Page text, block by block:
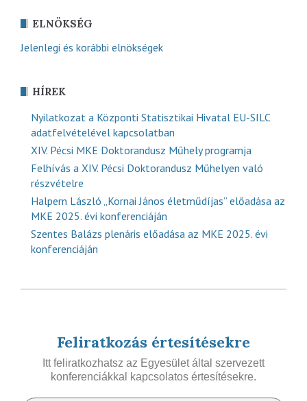
ELNÖKSÉG
Jelenlegi és korábbi elnökségek
HÍREK
Nyilatkozat a Központi Statisztikai Hivatal EU-SILC
adatfelvételével kapcsolatban
XIV. Pécsi MKE Doktorandusz Műhely programja
Felhívás a XIV. Pécsi Doktorandusz Műhelyen való
részvételre
Halpern László „Kornai János életműdíjas” előadása az
MKE 2025. évi konferenciáján
Szentes Balázs plenáris előadása az MKE 2025. évi
konferenciáján
Feliratkozás értesítésekre
Itt feliratkozhatsz az Egyesület által szervezett
konferenciákkal kapcsolatos értesítésekre.